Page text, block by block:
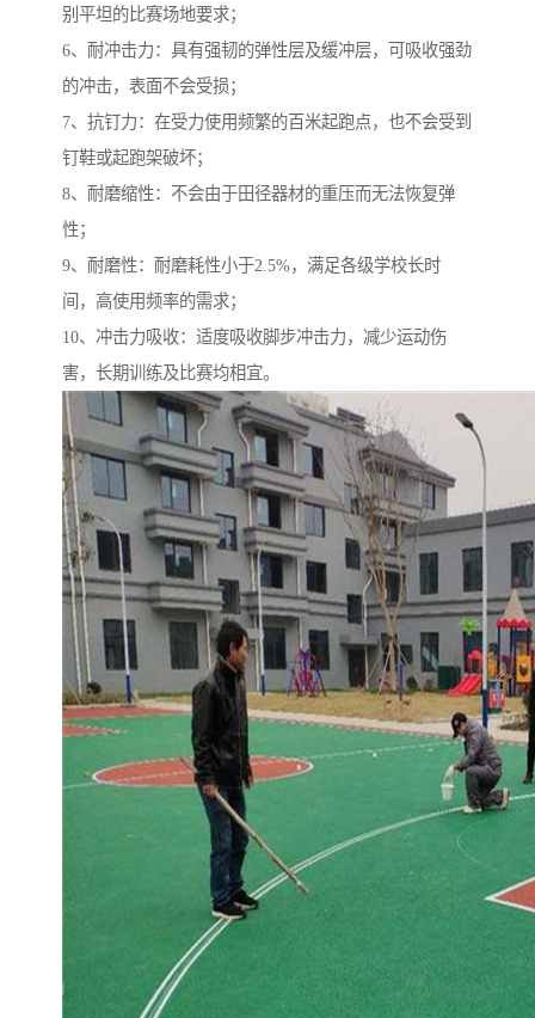
别平坦的比赛场地要求；
6、耐冲击力：具有强韧的弹性层及缓冲层，可吸收强劲
的冲击，表面不会受损；
7、抗钉力：在受力使用频繁的百米起跑点，也不会受到
钉鞋或起跑架破坏；
8、耐磨缩性：不会由于田径器材的重压而无法恢复弹
性；
9、耐磨性：耐磨耗性小于2.5%，满足各级学校长时
间，高使用频率的需求；
10、冲击力吸收：适度吸收脚步冲击力，减少运动伤
害，长期训练及比赛均相宜。